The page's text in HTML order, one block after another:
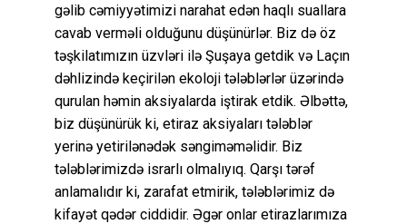
gəlib cəmiyyətimizi narahat edən haqlı suallara
cavab verməli olduğunu düşünürlər. Biz də öz
təşkilatımızın üzvləri ilə Şuşaya getdik və Laçın
dəhlizində keçirilən ekoloji tələblərlər üzərində
qurulan həmin aksiyalarda iştirak etdik. Əlbəttə,
biz düşünürük ki, etiraz aksiyaları tələblər
yerinə yetirilənədək səngiməməlidir. Biz
tələblərimizdə israrlı olmalıyıq. Qarşı tərəf
anlamalıdır ki, zarafat etmirik, tələblərimiz də
kifayət qədər ciddidir. Əgər onlar etirazlarımıza